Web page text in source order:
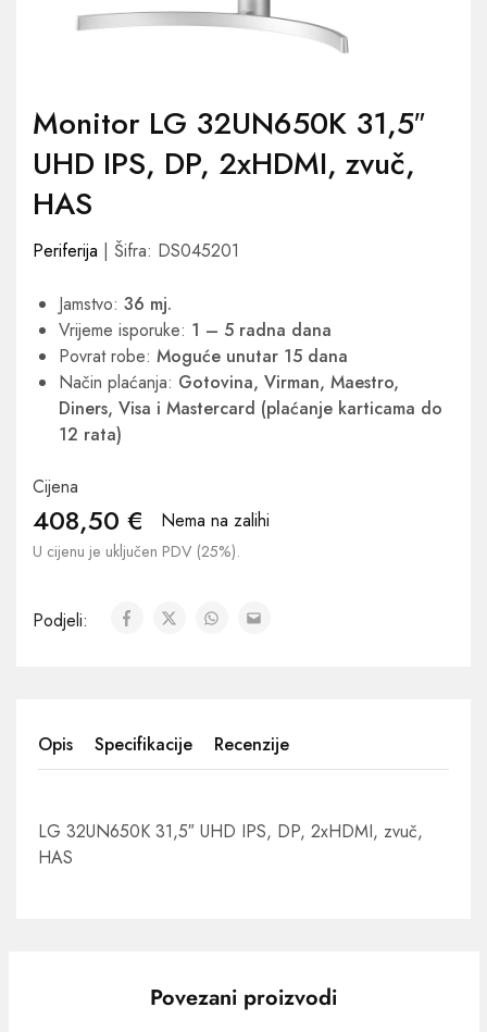
Monitor LG 32UN650K 31,5″
UHD IPS, DP, 2xHDMI, zvuč,
HAS
Periferija | Šifra: DS045201
Jamstvo: 36 mj.
Vrijeme isporuke: 1 – 5 radna dana
Povrat robe: Moguće unutar 15 dana
Način plaćanja: Gotovina, Virman, Maestro,
Diners, Visa i Mastercard (plaćanje karticama do
12 rata)
Cijena
408,50 € Nema na zalihi
U cijenu je uključen PDV (25%).
Podjeli:
Opis Specifikacije Recenzije
LG 32UN650K 31,5″ UHD IPS, DP, 2xHDMI, zvuč,
HAS
Povezani proizvodi